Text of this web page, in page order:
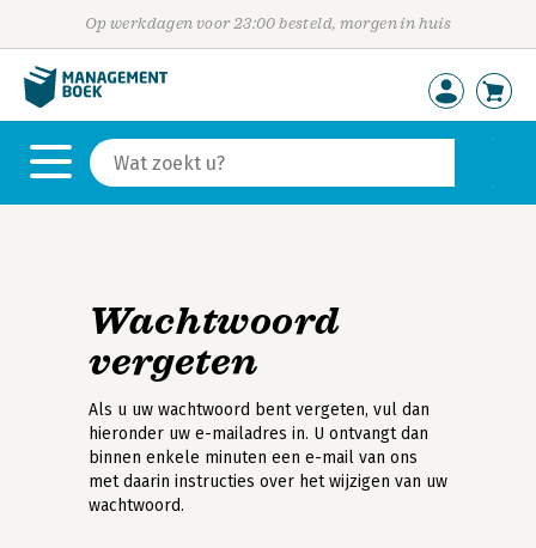
Op werkdagen voor 23:00 besteld, morgen in huis
Wachtwoord
vergeten
Als u uw wachtwoord bent vergeten, vul dan
hieronder uw e-mailadres in. U ontvangt dan
binnen enkele minuten een e-mail van ons
met daarin instructies over het wijzigen van uw
wachtwoord.